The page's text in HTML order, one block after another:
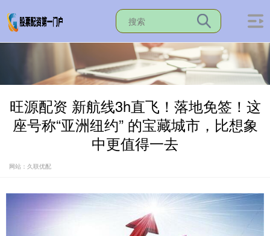
旺源配资 新航线3h直飞！落地免签！这
座号称“亚洲纽约” 的宝藏城市，比想象
中更值得一去
网站：久联优配